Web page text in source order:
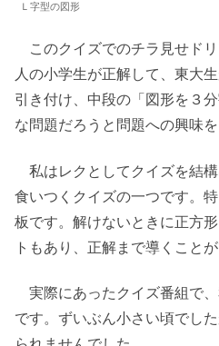
Ｌ字型の図形
このクイズでのチラ見せド
人の小学生が正解して、東大
引き付け、中段の「図形を３
な問題だろうと問題への興味
私はレクとしてクイズを結
食いつくクイズの一つです。
板です。解けないときに正方
トもあり、正解まで導くこと
実際にあったクイズ番組で
です。ずいぶん小さい頃でし